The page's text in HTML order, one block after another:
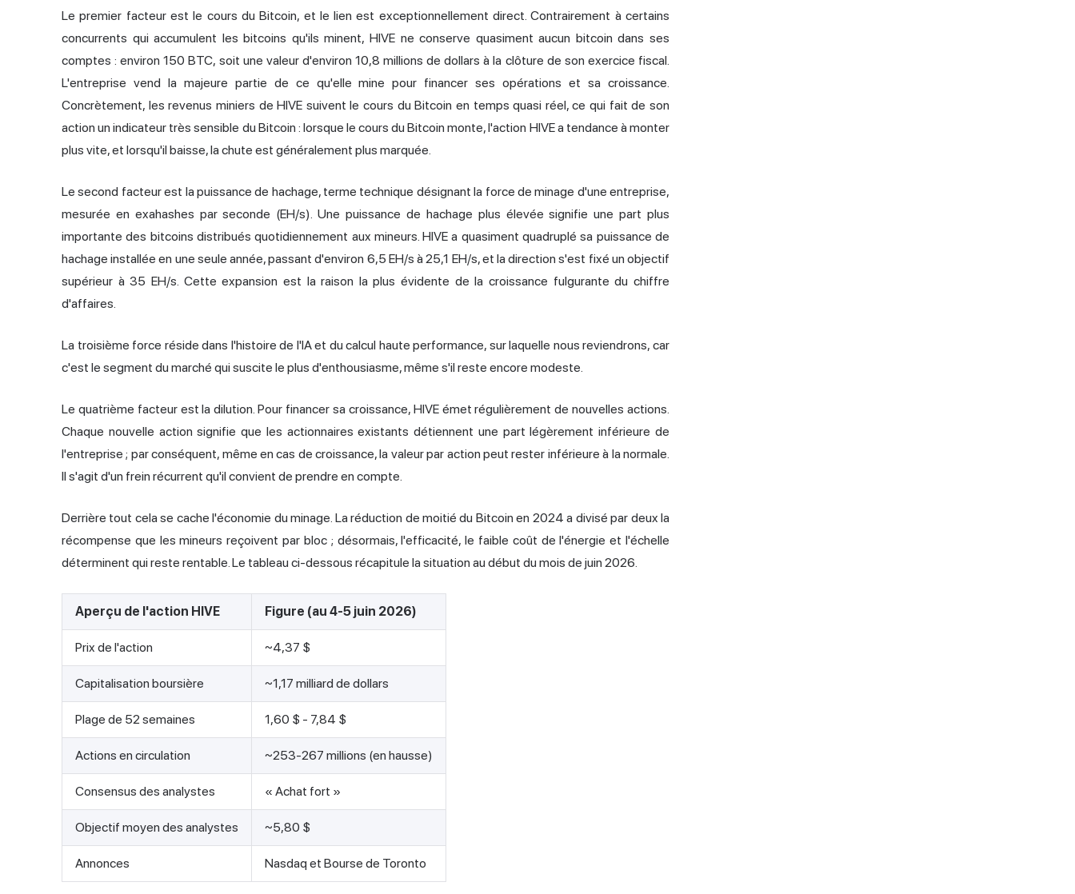
Le premier facteur est le cours du Bitcoin, et le lien est exceptionnellement direct. Contrairement à certains
concurrents qui accumulent les bitcoins qu'ils minent, HIVE ne conserve quasiment aucun bitcoin dans ses
comptes : environ 150 BTC, soit une valeur d'environ 10,8 millions de dollars à la clôture de son exercice fiscal.
L'entreprise vend la majeure partie de ce qu'elle mine pour financer ses opérations et sa croissance.
Concrètement, les revenus miniers de HIVE suivent le cours du Bitcoin en temps quasi réel, ce qui fait de son
action un indicateur très sensible du Bitcoin : lorsque le cours du Bitcoin monte, l'action HIVE a tendance à monter
plus vite, et lorsqu'il baisse, la chute est généralement plus marquée.
Le second facteur est la puissance de hachage, terme technique désignant la force de minage d'une entreprise,
mesurée en exahashes par seconde (EH/s). Une puissance de hachage plus élevée signifie une part plus
importante des bitcoins distribués quotidiennement aux mineurs. HIVE a quasiment quadruplé sa puissance de
hachage installée en une seule année, passant d'environ 6,5 EH/s à 25,1 EH/s, et la direction s'est fixé un objectif
supérieur à 35 EH/s. Cette expansion est la raison la plus évidente de la croissance fulgurante du chiffre
d'affaires.
La troisième force réside dans l'histoire de l'IA et du calcul haute performance, sur laquelle nous reviendrons, car
c'est le segment du marché qui suscite le plus d'enthousiasme, même s'il reste encore modeste.
Le quatrième facteur est la dilution. Pour financer sa croissance, HIVE émet régulièrement de nouvelles actions.
Chaque nouvelle action signifie que les actionnaires existants détiennent une part légèrement inférieure de
l'entreprise ; par conséquent, même en cas de croissance, la valeur par action peut rester inférieure à la normale.
Il s'agit d'un frein récurrent qu'il convient de prendre en compte.
Derrière tout cela se cache l'économie du minage. La réduction de moitié du Bitcoin en 2024 a divisé par deux la
récompense que les mineurs reçoivent par bloc ; désormais, l'efficacité, le faible coût de l'énergie et l'échelle
déterminent qui reste rentable. Le tableau ci-dessous récapitule la situation au début du mois de juin 2026.
Aperçu de l'action HIVE Figure (au 4-5 juin 2026)
Prix de l'action ~4,37 $
Capitalisation boursière ~1,17 milliard de dollars
Plage de 52 semaines 1,60 $ - 7,84 $
Actions en circulation ~253-267 millions (en hausse)
Consensus des analystes « Achat fort »
Objectif moyen des analystes ~5,80 $
Annonces Nasdaq et Bourse de Toronto